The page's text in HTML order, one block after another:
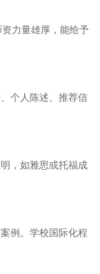
力量雄厚，能给予
个人陈述、推荐信
，如雅思或托福成
例。学校国际化程